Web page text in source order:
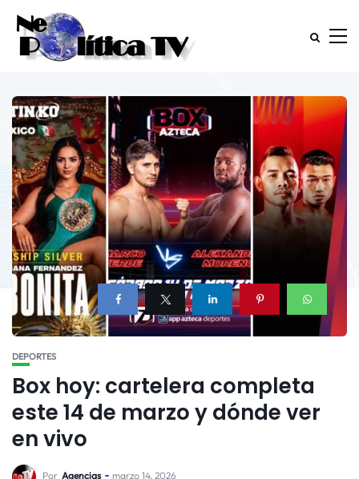
DEPORTES
Box hoy: cartelera completa
este 14 de marzo y dónde ver
en vivo
Por Agencias marzo 14, 2026